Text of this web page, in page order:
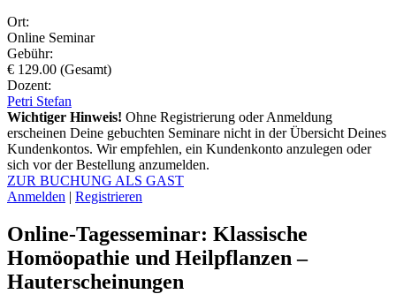
Ort:
Online Seminar
Gebühr:
€ 129.00 (Gesamt)
Dozent:
Petri Stefan
Wichtiger Hinweis! Ohne Registrierung oder Anmeldung
erscheinen Deine gebuchten Seminare nicht in der Übersicht Deines
Kundenkontos. Wir empfehlen, ein Kundenkonto anzulegen oder
sich vor der Bestellung anzumelden.
ZUR BUCHUNG ALS GAST
Anmelden | Registrieren
Online-Tagesseminar: Klassische
Homöopathie und Heilpflanzen –
Hauterscheinungen